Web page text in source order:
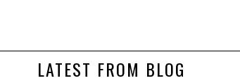
LATEST FROM BLOG